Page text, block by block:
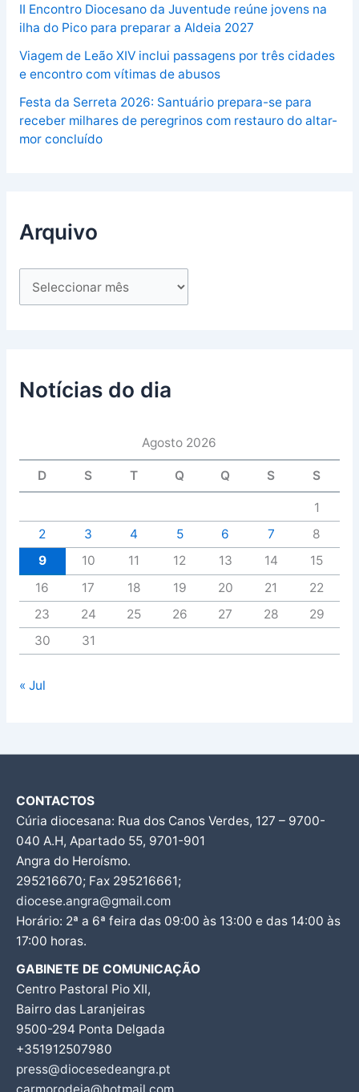
II Encontro Diocesano da Juventude reúne jovens na
ilha do Pico para preparar a Aldeia 2027
Viagem de Leão XIV inclui passagens por três cidades
e encontro com vítimas de abusos
Festa da Serreta 2026: Santuário prepara-se para
receber milhares de peregrinos com restauro do altar-
mor concluído
Arquivo
Notícias do dia
Agosto 2026
D S T Q Q S S
1
2
3 4 5 6 7
8
9
10 11 12 13 14
15
16
17 18 19 20 21
22
23
24 25 26 27 28
29
30
31
« Jul
CONTACTOS
Cúria diocesana: Rua dos Canos Verdes, 127 – 9700-
040 A.H, Apartado 55, 9701-901
Angra do Heroísmo.
295216670; Fax 295216661;
diocese.angra@gmail.com
Horário: 2ª a 6ª feira das 09:00 às 13:00 e das 14:00 às
17:00 horas.
GABINETE DE COMUNICAÇÃO
Centro Pastoral Pio XII,
Bairro das Laranjeiras
9500-294 Ponta Delgada
+351912507980
press@diocesedeangra.pt